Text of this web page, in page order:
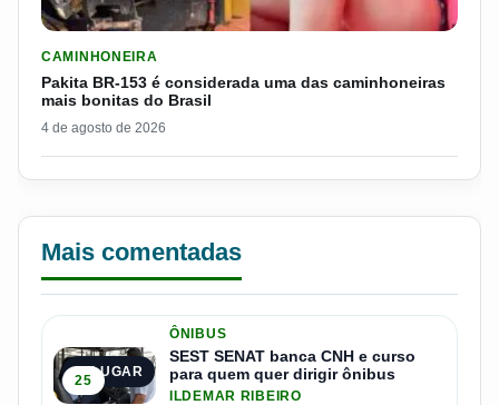
CAMINHONEIRA
Pakita BR-153 é considerada uma das caminhoneiras
mais bonitas do Brasil
4 de agosto de 2026
Mais comentadas
1º LUGAR
25
ÔNIBUS
SEST SENAT banca CNH e curso
para quem quer dirigir ônibus
ILDEMAR RIBEIRO